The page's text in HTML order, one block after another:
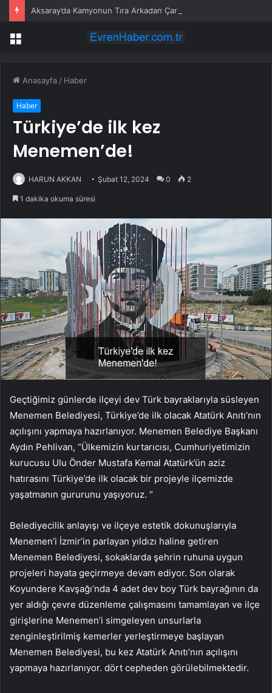
Menü
Anasayfa / Haber
Haber
Türkiye’de ilk kez
Menemen’de!
HARUN AKKAN Şubat 12, 2024 0 2
1 dakika okuma süresi
Geçtiğimiz günlerde ilçeyi dev Türk bayraklarıyla süsleyen
Menemen Belediyesi, Türkiye’de ilk olacak Atatürk Anıtı’nın
açılışını yapmaya hazırlanıyor. Menemen Belediye Başkanı
Aydın Pehlivan, “Ülkemizin kurtarıcısı, Cumhuriyetimizin
kurucusu Ulu Önder Mustafa Kemal Atatürk’ün aziz
hatırasını Türkiye’de ilk olacak bir projeyle ilçemizde
yaşatmanın gururunu yaşıyoruz. “
Belediyecilik anlayışı ve ilçeye estetik dokunuşlarıyla
Menemen’i İzmir’in parlayan yıldızı haline getiren
Menemen Belediyesi, sokaklarda şehrin ruhuna uygun
projeleri hayata geçirmeye devam ediyor. Son olarak
Koyundere Kavşağı’nda 4 adet dev boy Türk bayrağının da
yer aldığı çevre düzenleme çalışmasını tamamlayan ve ilçe
girişlerine Menemen’i simgeleyen unsurlarla
zenginleştirilmiş kemerler yerleştirmeye başlayan
Menemen Belediyesi, bu kez Atatürk Anıtı’nın açılışını
yapmaya hazırlanıyor. dört cepheden görülebilmektedir.